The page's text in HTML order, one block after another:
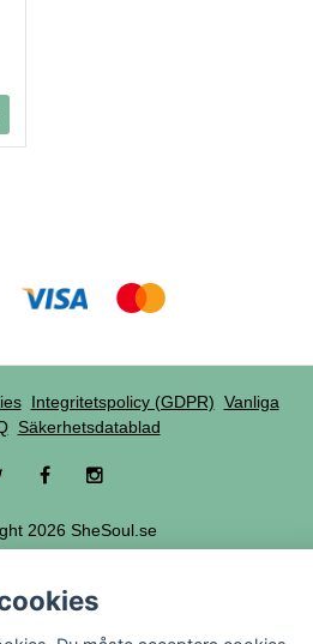
Integritetspolicy (GDPR) Vanliga
Säkerhetsdatablad
2026 SheSoul.se